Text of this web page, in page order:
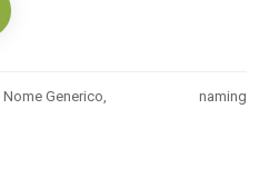
naming
Nome Generico,